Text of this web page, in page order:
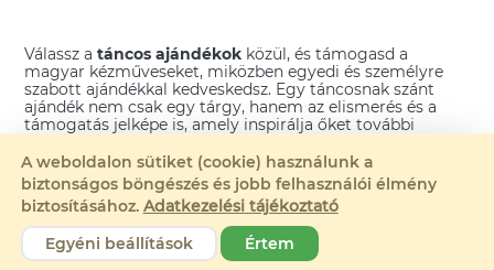
Válassz atáncos ajándékok közül, és támogasd a
magyar kézműveseket, miközben egyedi és személyre
szabott ajándékkal kedveskedsz. Egy táncosnak szánt
ajándék nem csak egy tárgy, hanem az elismerés és a
támogatás jelképe is, amely inspirálja őket további
minősége és egyedisége garantálja, hogy az ajándék
emlékezetes és értékes marad.
A weboldalon sütiket (cookie) használunk a
biztonságos böngészés és jobb felhasználói élmény
biztosításához. Adatkezelési tájékoztató
Egyéni beállítások
Értem